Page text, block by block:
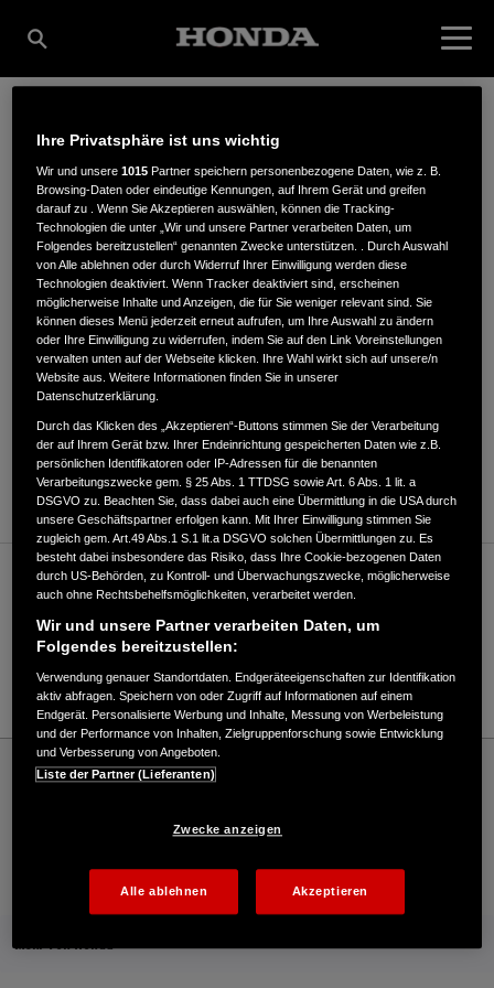
HEINRICH SCHRÖDER
LANDMASCHINEN KG
Heemstraße 51-55,27793,Wildeshausen
ANFAHRTSBESCHREIBUNG ANFORDERN
WEBSITE
Verkauf / Kundendienst
04431/89070
E-Mail
Honda
Rasen und Garten
Heinrich Schröder Landmaschinen KG - Garten – Honda - HONDA Deutschland
Mehr von Honda
Ihre Privatsphäre ist uns wichtig
Wir und unsere1015 Partner speichern personenbezogene Daten, wie z. B.
Browsing-Daten oder eindeutige Kennungen, auf Ihrem Gerät und greifen
darauf zu . Wenn Sie Akzeptieren auswählen, können die Tracking-
Technologien die unter „Wir und unsere Partner verarbeiten Daten, um
Folgendes bereitzustellen“ genannten Zwecke unterstützen. . Durch Auswahl
von Alle ablehnen oder durch Widerruf Ihrer Einwilligung werden diese
Technologien deaktiviert. Wenn Tracker deaktiviert sind, erscheinen
möglicherweise Inhalte und Anzeigen, die für Sie weniger relevant sind. Sie
können dieses Menü jederzeit erneut aufrufen, um Ihre Auswahl zu ändern
oder Ihre Einwilligung zu widerrufen, indem Sie auf den Link Voreinstellungen
verwalten unten auf der Webseite klicken. Ihre Wahl wirkt sich auf unsere/n
Website aus. Weitere Informationen finden Sie in unserer
Datenschutzerklärung.
Durch das Klicken des „Akzeptieren“-Buttons stimmen Sie der Verarbeitung
der auf Ihrem Gerät bzw. Ihrer Endeinrichtung gespeicherten Daten wie z.B.
persönlichen Identifikatoren oder IP-Adressen für die benannten
Verarbeitungszwecke gem. § 25 Abs. 1 TTDSG sowie Art. 6 Abs. 1 lit. a
DSGVO zu. Beachten Sie, dass dabei auch eine Übermittlung in die USA durch
unsere Geschäftspartner erfolgen kann. Mit Ihrer Einwilligung stimmen Sie
zugleich gem. Art.49 Abs.1 S.1 lit.a DSGVO solchen Übermittlungen zu. Es
besteht dabei insbesondere das Risiko, dass Ihre Cookie-bezogenen Daten
durch US-Behörden, zu Kontroll- und Überwachungszwecke, möglicherweise
auch ohne Rechtsbehelfsmöglichkeiten, verarbeitet werden.
Wir und unsere Partner verarbeiten Daten, um
Folgendes bereitzustellen:
Verwendung genauer Standortdaten. Endgeräteeigenschaften zur Identifikation
aktiv abfragen. Speichern von oder Zugriff auf Informationen auf einem
Endgerät. Personalisierte Werbung und Inhalte, Messung von Werbeleistung
und der Performance von Inhalten, Zielgruppenforschung sowie Entwicklung
und Verbesserung von Angeboten.
Liste der Partner (Lieferanten)
Zwecke anzeigen
Alle ablehnen Akzeptieren